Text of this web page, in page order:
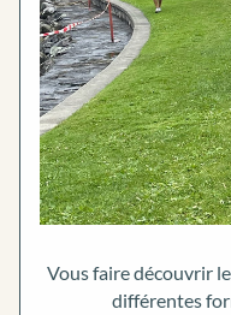
Vous faire découvrir
différentes